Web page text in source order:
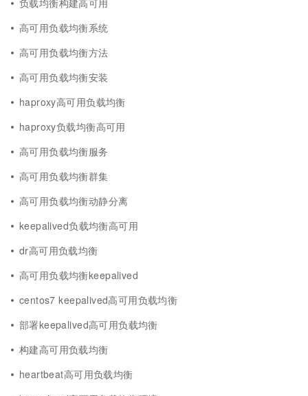
负载均衡构建高可用
高可用负载均衡系统
高可用负载均衡方法
高可用负载均衡安装
haproxy高可用负载均衡
haproxy负载均衡高可用
高可用负载均衡服务
高可用负载均衡群集
高可用负载均衡动静分离
keepalived负载均衡高可用
dr高可用负载均衡
高可用负载均衡keepalived
centos7 keepalived高可用负载均衡
部署keepalived高可用负载均衡
构建高可用负载均衡
heartbeat高可用负载均衡